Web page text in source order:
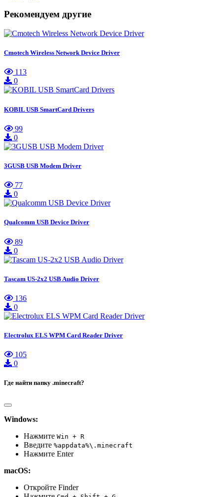
Рекомендуем другие
Cmotech Wireless Network Device Driver
113
0
KOBIL USB SmartCard Drivers
99
0
3GUSB USB Modem Driver
77
0
Qualcomm USB Device Driver
89
0
Tascam US-2x2 USB Audio Driver
136
0
Electrolux ELS WPM Card Reader Driver
105
0
Где найти папку .minecraft?
Windows:
Нажмите Win + R
Введите %appdata%\.minecraft
Нажмите Enter
macOS:
Откройте Finder